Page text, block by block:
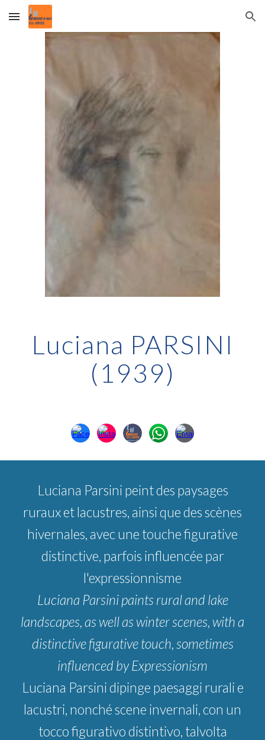
Skip to main content Skip to navigation
Luciana PARSINI
(1939)
Luciana Parsini peint des paysages
ruraux et lacustres, ainsi que des scènes
hivernales, avec une touche figurative
distinctive, parfois influencée par
l'expressionnisme
Luciana Parsini paints rural and lake
landscapes, as well as winter scenes, with a
distinctive figurative touch, sometimes
influenced by Expressionism
Luciana Parsini dipinge paesaggi rurali e
lacustri, nonché scene invernali, con un
tocco figurativo distintivo, talvolta